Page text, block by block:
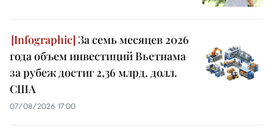
За семь месяцев 2026
года объем инвестиций Вьетнама
за рубеж достиг 2,36 млрд. долл.
США
07/08/2026 17:00